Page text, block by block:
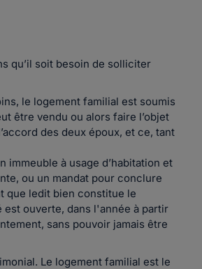
qu’il soit besoin de solliciter
le logement familial est soumis
être vendu ou alors faire l’objet
des deux époux, et ce, tant
immeuble à usage d’habitation et
ou un mandat pour conclure
que ledit bien constitue le
ouverte, dans l'année à partir
sans pouvoir jamais être
Le logement familial est le